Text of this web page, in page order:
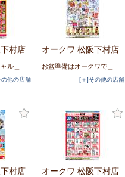
村店
ル＿
他の店舗
オークワ 松阪下村店
お盆準備はオークワで＿
[＋]その他の店舗
村店 オークワ 松阪下村店